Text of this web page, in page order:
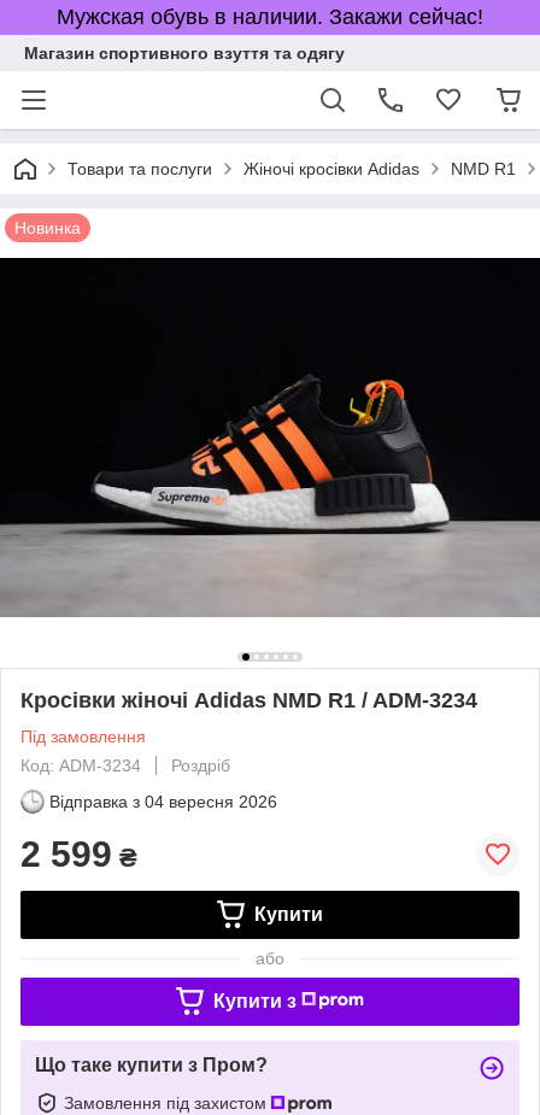
Мужская обувь в наличии. Закажи сейчас!
Магазин спортивного взуття та одягу
Товари та послуги Жіночі кросівки Adidas NMD R1
Новинка
Кросівки жіночі Adidas NMD R1 / ADM-3234
Під замовлення
Код: ADM-3234
Роздріб
Відправка з 04 вересня 2026
2 599 ₴
Купити
або
Купити з
Що таке купити з Пром?
Замовлення під захистом